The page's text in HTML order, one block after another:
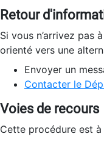
Retour
Si vous n’arrivez pas
orienté vers une
Envoyer un
Contacter le
Voies de recours
Cette procédure est